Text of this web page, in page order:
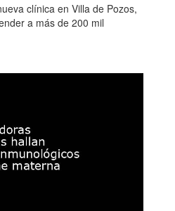
clínica en Villa de Pozos,
a más de 200 mil